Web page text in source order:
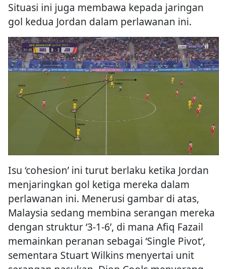
Situasi ini juga membawa kepada jaringan
gol kedua Jordan dalam perlawanan ini.
Isu ‘cohesion’ ini turut berlaku ketika Jordan
menjaringkan gol ketiga mereka dalam
perlawanan ini. Menerusi gambar di atas,
Malaysia sedang membina serangan mereka
dengan struktur ‘3-1-6’, di mana Afiq Fazail
memainkan peranan sebagai ‘Single Pivot’,
sementara Stuart Wilkins menyertai unit